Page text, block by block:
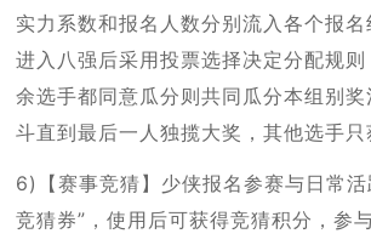
实力系数和报名人数分别流入各个报
进入八强后采用投票选择决定分配规
余选手都同意瓜分则共同瓜分本组别
斗直到最后一人独揽大奖，其他选手只
6)【赛事竞猜】少侠报名参赛与日常
竞猜券”，使用后可获得竞猜积分，参